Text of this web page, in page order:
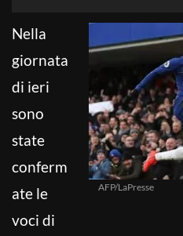
AFP/LaPresse
Nella
giornata
di ieri
sono
state
conferm
ate le
voci di